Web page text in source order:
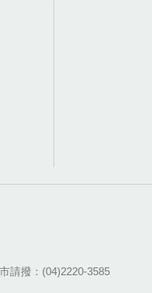
請撥：(04)2220-3585